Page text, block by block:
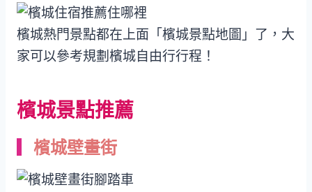
檳城熱門景點都在上面「檳城景點地圖」了，大
家可以參考規劃檳城自由行行程！
檳城景點推薦
檳城壁畫街